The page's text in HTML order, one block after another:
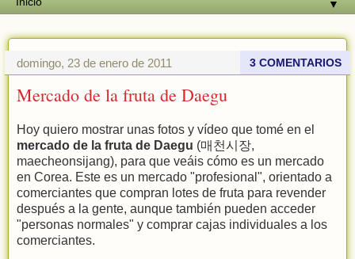
▼
domingo, 23 de enero de 2011 3 COMENTARIOS
Mercado de la fruta de Daegu
Hoy quiero mostrar unas fotos y vídeo que tomé en el
mercado de la fruta de Daegu (매천시장,
maecheonsijang), para que veáis cómo es un mercado
en Corea. Este es un mercado "profesional", orientado a
comerciantes que compran lotes de fruta para revender
después a la gente, aunque también pueden acceder
"personas normales" y comprar cajas individuales a los
comerciantes.